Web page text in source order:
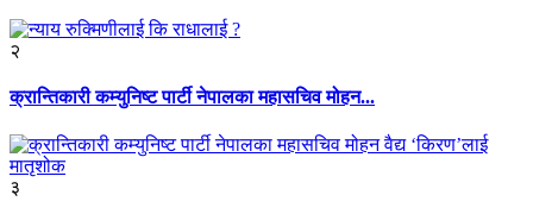
२
क्रान्तिकारी कम्युनिष्ट पार्टी नेपालका महासचिव मोहन...
३